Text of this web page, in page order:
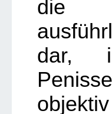
die
dar,